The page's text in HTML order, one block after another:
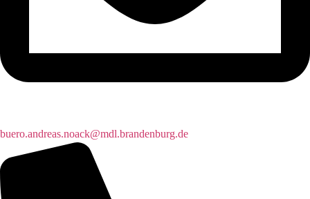
buero.andreas.noack@mdl.brandenburg.de